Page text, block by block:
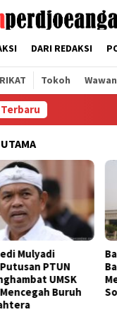
DARI REDAKSI
Tokoh
Bapak Aing
Banding, MA
Mengubur
Soal UMSK